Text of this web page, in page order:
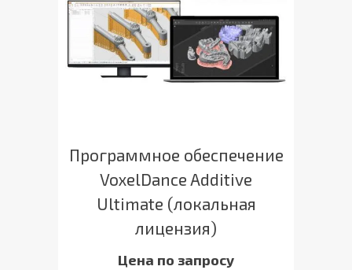
Программное обеспечение
VoxelDance Additive
Ultimate (локальная
лицензия)
Цена по запросу